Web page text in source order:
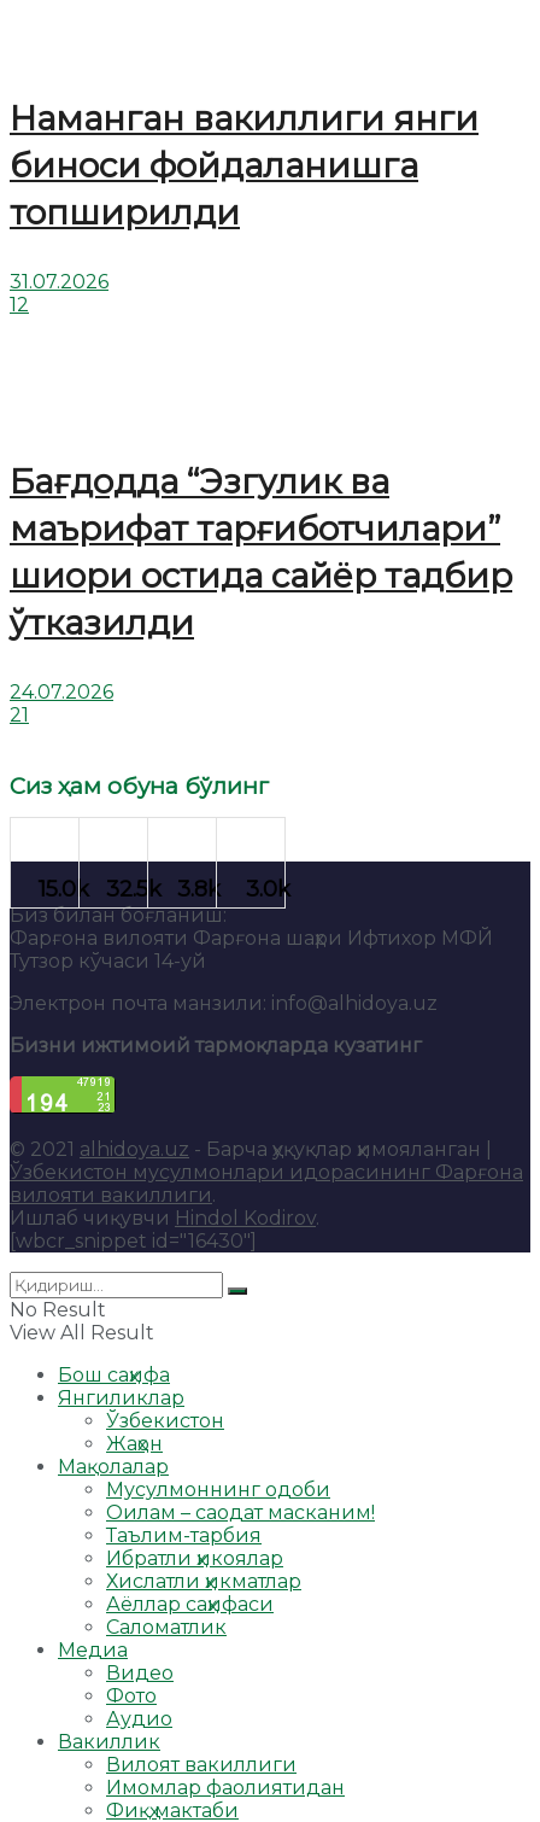
Наманган вакиллиги янги
биноси фойдаланишга
топширилди
31.07.2026
12
Бағдодда “Эзгулик ва
маърифат тарғиботчилари”
шиори остида сайёр тадбир
ўтказилди
24.07.2026
21
Сиз ҳам обуна бўлинг
Биз билан боғланиш:
Фарғона вилояти Фарғона шаҳри Ифтихор МФЙ
Тутзор кўчаси 14-уй
Электрон почта манзили: info@alhidoya.uz
Бизни ижтимоий тармоқларда кузатинг
© 2021 alhidoya.uz - Барча ҳуқуқлар ҳимояланган |
Ўзбекистон мусулмонлари идорасининг Фарғона
вилояти вакиллиги.
Ишлаб чиқувчи Hindol Kodirov.
[wbcr_snippet id="16430"]
No Result
View All Result
Бош саҳифа
Янгиликлар
Ўзбекистон
Жаҳон
Мақолалар
Мусулмоннинг одоби
Оилам – саодат масканим!
Таълим-тарбия
Ибратли ҳикоялар
Хислатли ҳикматлар
Аёллар саҳифаси
Саломатлик
Медиа
Видео
Фото
Аудио
Вакиллик
Вилоят вакиллиги
Имомлар фаолиятидан
Фиқҳ мактаби